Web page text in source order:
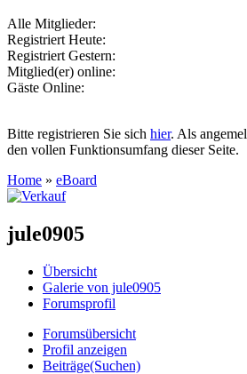
Alle Mitglieder:
Registriert Heute:
Registriert Gestern:
Mitglied(er) online:
Gäste Online:
Bitte registrieren Sie sich hier. Als
den vollen Funktionsumfang dieser Seite.
Home » eBoard
jule0905
Übersicht
Galerie von jule0905
Forumsprofil
Forumsübersicht
Profil anzeigen
Beiträge(Suchen)